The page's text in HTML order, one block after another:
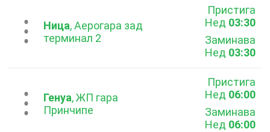
...
Ница, Аерогара зад
терминал 2
Пристига
Нед 03:30
Заминава
Нед 03:30
...Генуа, ЖП гара
Принчипе
Пристига
Нед 06:00
Заминава
Нед 06:00